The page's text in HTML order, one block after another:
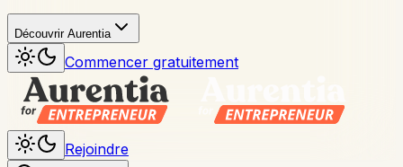
Découvrir Aurentia
Commencer gratuitement
Rejoindre